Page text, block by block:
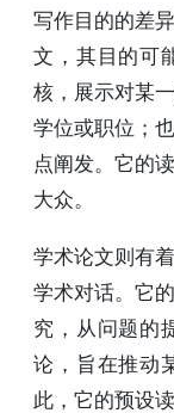
写作目的的差
文，其目的可
核，展示对某
学位或职位；
点阐发。它的
大众。
学术论文则有
学术对话。它
究，从问题的
论，旨在推动
此，它的预设